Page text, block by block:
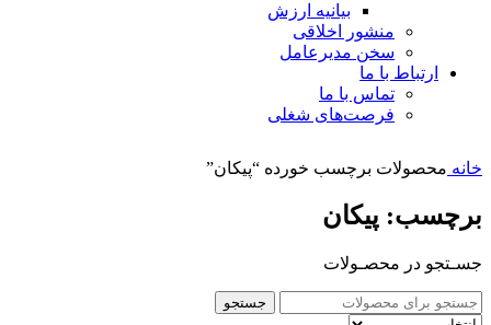
بیانیه ارزش
منشور اخلاقی
سخن مدیرعامل
ارتباط با ما
تماس با ما
فرصت‌های شغلی
خانه محصولات برچسب خورده “پیکان”
برچسب: پیکان
جسـتجو در محصـولات
جستجو